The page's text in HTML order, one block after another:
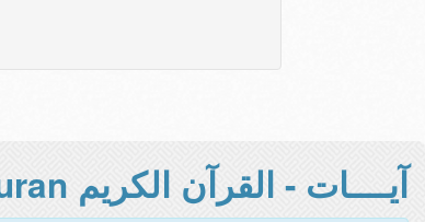
آيــــات - القرآن الكريم Holy Quran -